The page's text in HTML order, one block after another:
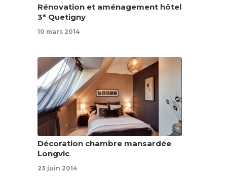
Rénovation et aménagement hôtel
3* Quetigny
10 mars 2014
Décoration chambre mansardée
Longvic
23 juin 2014